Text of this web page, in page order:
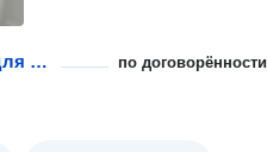
Крепление кронштейнов для радиатора по договорённости